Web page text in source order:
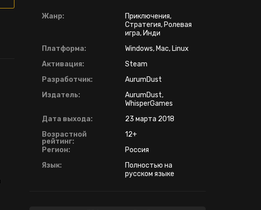
Жанр:
Приключения,
Стратегия, Ролевая
игра, Инди
Платформа:
Windows, Mac, Linux
Активация:
Steam
Разработчик:
AurumDust
Издатель:
AurumDust,
WhisperGames
Дата выхода:
23 марта 2018
Возрастной
рейтинг:
12+
Регион:
Россия
Язык:
Полностью на
русском языке